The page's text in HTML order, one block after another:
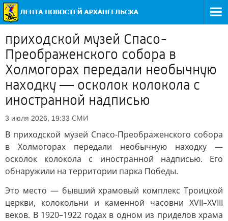
приходской музей Спасо-
Преображенского собора в
Холмогорах передали необычную
находку — осколок колокола с
иностранной надписью
3 июля 2026, 19:33 СМИ
В приходской музей Спасо-Преображенского собора
в Холмогорах передали необычную находку —
осколок колокола с иностранной надписью. Его
обнаружили на территории парка Победы.
Это место — бывший храмовый комплекс Троицкой
церкви, колокольни и каменной часовни XVII–XVIII
веков. В 1920–1922 годах в одном из приделов храма